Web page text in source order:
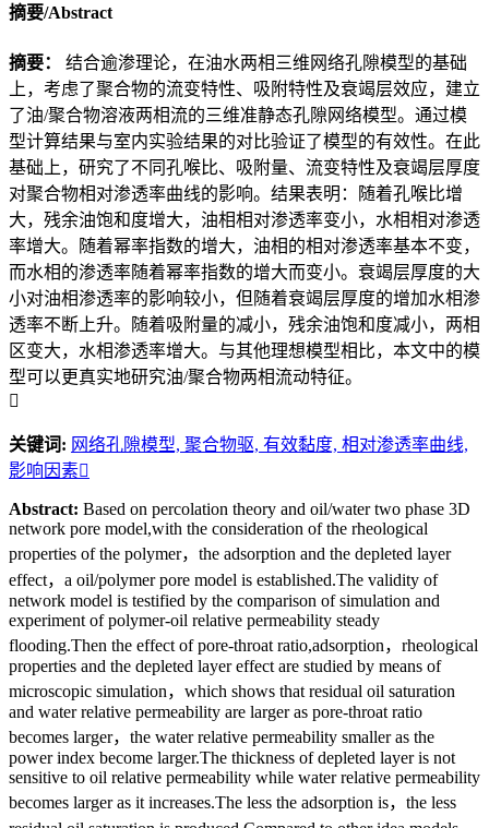
摘要/Abstract
摘要： 结合逾渗理论，在油水两相三维网络孔隙模型的基础
上，考虑了聚合物的流变特性、吸附特性及衰竭层效应，建立
了油/聚合物溶液两相流的三维准静态孔隙网络模型。通过模
型计算结果与室内实验结果的对比验证了模型的有效性。在此
基础上，研究了不同孔喉比、吸附量、流变特性及衰竭层厚度
对聚合物相对渗透率曲线的影响。结果表明：随着孔喉比增
大，残余油饱和度增大，油相相对渗透率变小，水相相对渗透
率增大。随着幂率指数的增大，油相的相对渗透率基本不变，
而水相的渗透率随着幂率指数的增大而变小。衰竭层厚度的大
小对油相渗透率的影响较小，但随着衰竭层厚度的增加水相渗
透率不断上升。随着吸附量的减小，残余油饱和度减小，两相
区变大，水相渗透率增大。与其他理想模型相比，本文中的模
型可以更真实地研究油/聚合物两相流动特征。

关键词: 网络孔隙模型, 聚合物驱, 有效黏度, 相对渗透率曲线,
影响因素
Abstract: Based on percolation theory and oil/water two phase 3D
network pore model,with the consideration of the rheological
properties of the polymer，the adsorption and the depleted layer
effect，a oil/polymer pore model is established.The validity of
network model is testified by the comparison of simulation and
experiment of polymer-oil relative permeability steady
flooding.Then the effect of pore-throat ratio,adsorption，rheological
properties and the depleted layer effect are studied by means of
microscopic simulation，which shows that residual oil saturation
and water relative permeability are larger as pore-throat ratio
becomes larger，the water relative permeability smaller as the
power index become larger.The thickness of depleted layer is not
sensitive to oil relative permeability while water relative permeability
becomes larger as it increases.The less the adsorption is，the less